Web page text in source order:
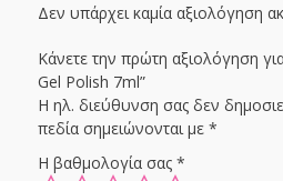
Δεν υπάρχει καμία αξιολόγηση
Κάνετε την πρώτη αξιολόγηση
Gel Polish 7ml”
Η ηλ. διεύθυνση σας δεν
πεδία σημειώνονται με *
Η βαθμολογία σας *